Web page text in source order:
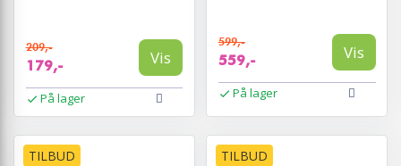
209,-
179,- Vis
På lager
599,-
559,- Vis
På lager
TILBUD TILBUD